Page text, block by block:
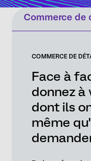
Commerce de
COMMERCE DE
Face à
donnez à
dont ils
même